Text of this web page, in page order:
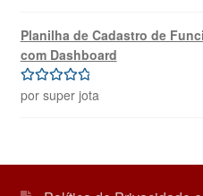
Planilha de Cadastro de
com Dashboard
Avaliação5
por super jota